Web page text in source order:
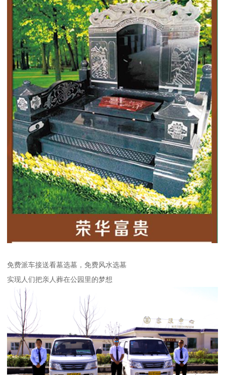
免费派车接送看墓选墓，免费风水选墓
实现人们把亲人葬在公园里的梦想